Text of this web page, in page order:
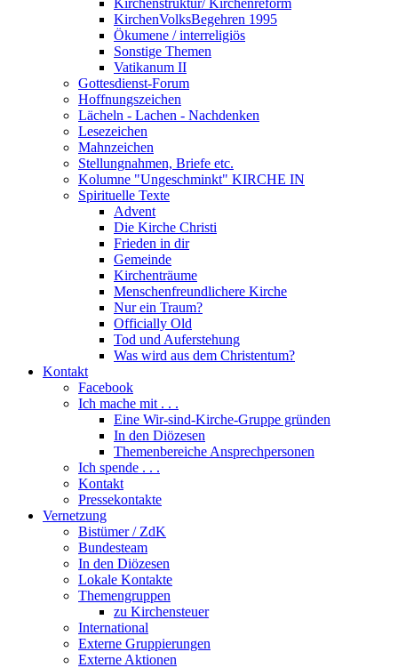
Kirchenstruktur/ Kirchenreform
KirchenVolksBegehren 1995
Ökumene / interreligiös
Sonstige Themen
Vatikanum II
Gottesdienst-Forum
Hoffnungszeichen
Lächeln - Lachen - Nachdenken
Lesezeichen
Mahnzeichen
Stellungnahmen, Briefe etc.
Kolumne "Ungeschminkt" KIRCHE IN
Spirituelle Texte
Advent
Die Kirche Christi
Frieden in dir
Gemeinde
Kirchenträume
Menschenfreundlichere Kirche
Nur ein Traum?
Officially Old
Tod und Auferstehung
Was wird aus dem Christentum?
Kontakt
Facebook
Ich mache mit . . .
Eine Wir-sind-Kirche-Gruppe gründen
In den Diözesen
Themenbereiche Ansprechpersonen
Ich spende . . .
Kontakt
Pressekontakte
Vernetzung
Bistümer / ZdK
Bundesteam
In den Diözesen
Lokale Kontakte
Themengruppen
zu Kirchensteuer
International
Externe Gruppierungen
Externe Aktionen